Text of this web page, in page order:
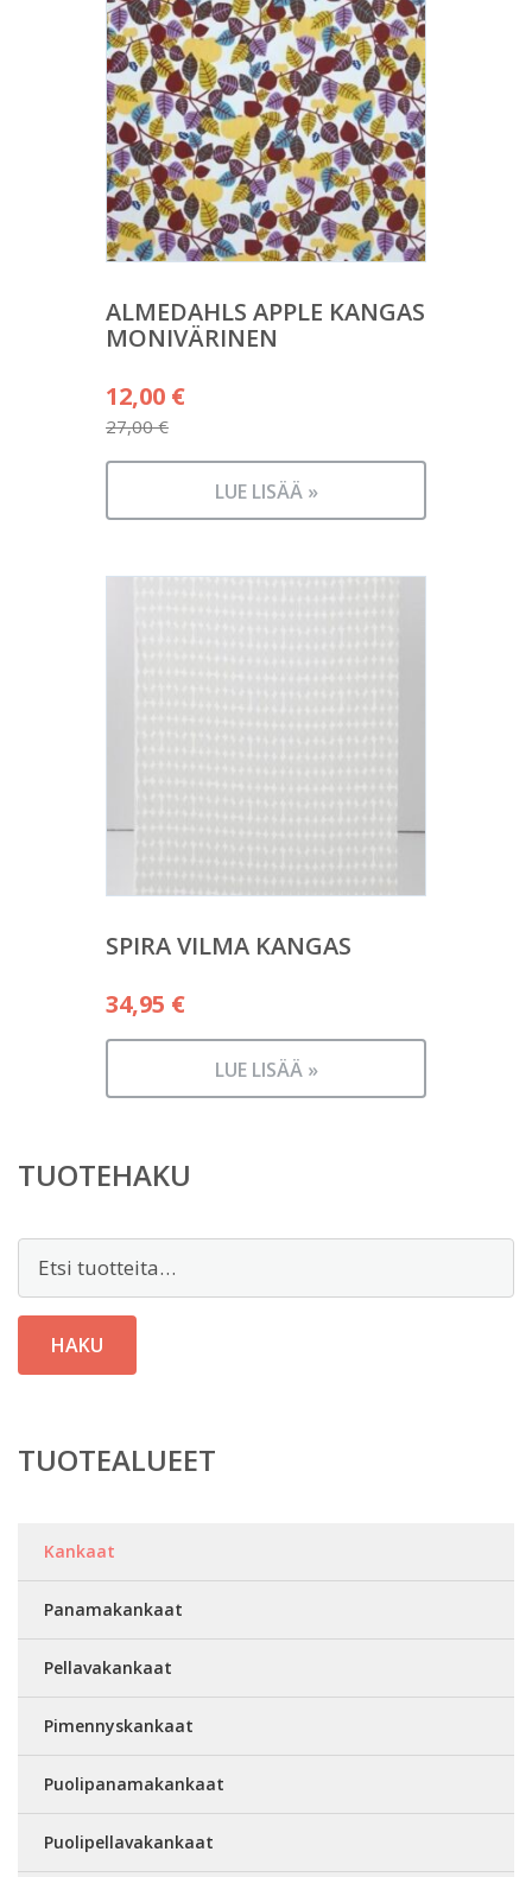
ALMEDAHLS APPLE KANGAS
MONIVÄRINEN
27,00€
Alkuperäinen
hinta
oli:
12,00 €
Nykyinen
on:
LUE LISÄÄ »
SPIRA VILMA KANGAS
34,95 €
LUE LISÄÄ »
TUOTEHAKU
Etsi:
HAKU
TUOTEALUEET
Kankaat
Panamakankaat
Pellavakankaat
Pimennyskankaat
Puolipanamakankaat
Puolipellavakankaat